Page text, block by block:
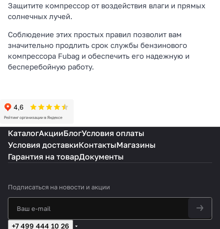
Защитите компрессор от воздействия влаги и прямых
солнечных лучей.
Соблюдение этих простых правил позволит вам
значительно продлить срок службы бензинового
компрессора Fubag и обеспечить его надежную и
бесперебойную работу.
КаталогАкцииБлогУсловия оплаты
Условия доставкиКонтактыМагазины
Гарантия на товарДокументы
Подписаться на новости и акции
+7 499 444 10 26